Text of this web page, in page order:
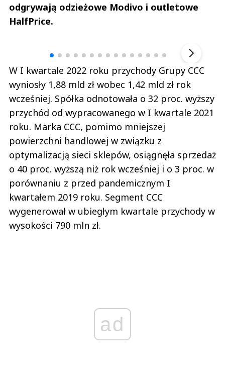
odgrywają odzieżowe Modivo i outletowe
HalfPrice.
W I kwartale 2022 roku przychody Grupy CCC
wyniosły 1,88 mld zł wobec 1,42 mld zł rok
wcześniej. Spółka odnotowała o 32 proc. wyższy
przychód od wypracowanego w I kwartale 2021
roku. Marka CCC, pomimo mniejszej
powierzchni handlowej w związku z
optymalizacją sieci sklepów, osiągnęła sprzedaż
o 40 proc. wyższą niż rok wcześniej i o 3 proc. w
porównaniu z przed pandemicznym I
kwartałem 2019 roku. Segment CCC
wygenerował w ubiegłym kwartale przychody w
wysokości 790 mln zł.
ad